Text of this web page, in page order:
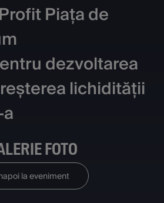
Piața de
dezvoltarea
lichidității
FOTO
la eveniment